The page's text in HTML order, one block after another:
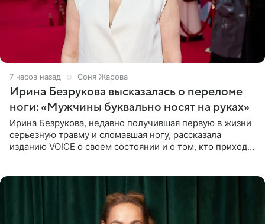
7 часов назад Соня Жарова
Ирина Безрукова высказалась о переломе
ноги: «Мужчины буквально носят на руках»
Ирина Безрукова, недавно получившая первую в жизни
серьезную травму и сломавшая ногу, рассказала
изданию VOICE о своем состоянии и о том, кто приходит